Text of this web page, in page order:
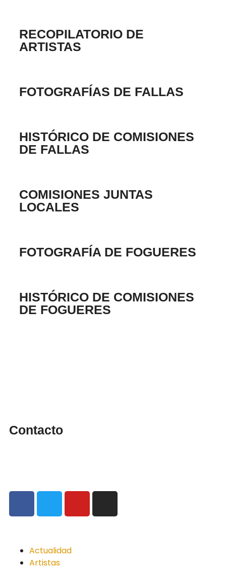
RECOPILATORIO DE
ARTISTAS
FOTOGRAFÍAS DE FALLAS
HISTÓRICO DE COMISIONES
DE FALLAS
COMISIONES JUNTAS
LOCALES
FOTOGRAFÍA DE FOGUERES
HISTÓRICO DE COMISIONES
DE FOGUERES
Contacto
Actualidad
Artistas